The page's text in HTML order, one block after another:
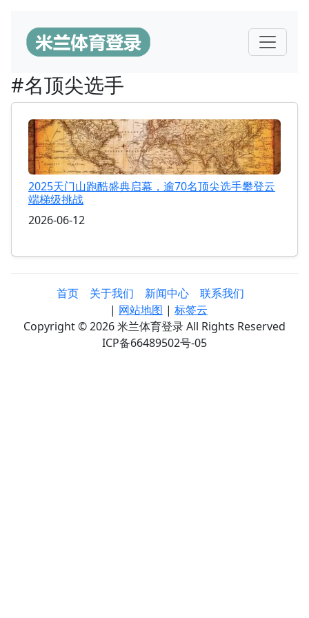
#名顶尖选手
2025天门山跑酷盛典启幕，逾70名顶尖选手攀登云
端梯级挑战
2026-06-12
首页 关于我们 新闻中心
联系我们
| 网站地图 | 标签云
Copyright © 2026 米兰体育登录 All Rights Reserved
ICP备66489502号-05